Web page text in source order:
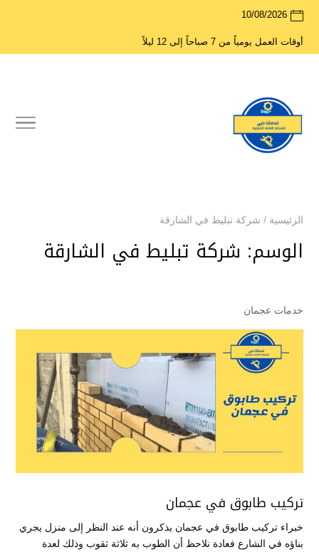
10/08/2026
أوقات العمل يومياً من 7 صباحاً إلى 12 ليلاً
الرئيسية / شركة تبليط في الشارقة
الوسم: شركة تبليط في الشارقة
خدمات عجمان
تركيب طابوق في عجمان
خبراء تركيب طابوق في عجمان يذكرون أنه عند النظر إلى منزل يجري
بناؤه في الشارع فعادة نلاحظ أن الطوب به ثلاثة ثقوب وذلك لعدة